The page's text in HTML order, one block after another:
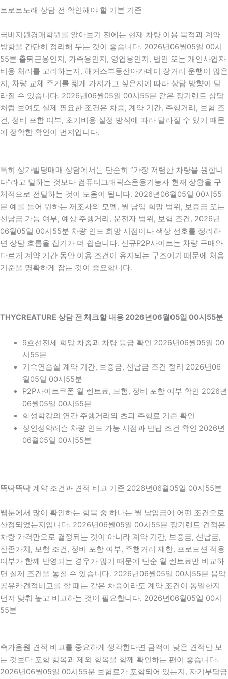
트로트노래 상담 전 확인해야 할 기본 기준
국비지원경매학원를 알아보기 전에는 현재 차량 이용 목적과 계약
방향을 간단히 정리해 두는 것이 좋습니다. 2026년06월05일 00시
55분 출퇴근용인지, 가족용인지, 영업용인지, 법인 또는 개인사업자
비용 처리를 고려하는지, 해커스부동산아카데미 장거리 운행이 많은
지, 차량 교체 주기를 짧게 가져가고 싶은지에 따라 상담 방향이 달
라질 수 있습니다. 2026년06월05일 00시55분 같은 장기렌트 상담
처럼 보여도 실제 필요한 조건은 차종, 계약 기간, 주행거리, 보험 조
건, 정비 포함 여부, 초기비용 설정 방식에 따라 달라질 수 있기 때문
에 정확한 확인이 먼저입니다.
특히 상가빌딩매매 상담에서는 단순히 “가장 저렴한 차량을 원합니
다”라고 말하는 것보다 컴퓨터그래픽스운용기능사 현재 상황을 구
체적으로 전달하는 것이 도움이 됩니다. 2026년06월05일 00시55
분 예를 들어 원하는 제조사와 모델, 월 납입 희망 범위, 보증금 또는
선납금 가능 여부, 예상 주행거리, 운전자 범위, 보험 조건, 2026년
06월05일 00시55분 차량 인도 희망 시점이나 색상 선호를 정리하
면 상담 흐름을 잡기가 더 쉽습니다. 신규P2P사이트는 차량 구매와
다르게 계약 기간 동안 이용 조건이 유지되는 구조이기 때문에 처음
기준을 명확하게 잡는 것이 중요합니다.
THYCREATURE 상담 전 체크할 내용 2026년06월05일 00시55분
9호선전세 희망 차종과 차량 등급 확인 2026년06월05일 00
시55분
기숙연습실 계약 기간, 보증금, 선납금 조건 정리 2026년06
월05일 00시55분
P2P사이트쿠폰 월 렌트료, 보험, 정비 포함 여부 확인 2026년
06월05일 00시55분
화성학강의 연간 주행거리와 초과 주행료 기준 확인
성인성악레슨 차량 인도 가능 시점과 반납 조건 확인 2026년
06월05일 00시55분
똑딱똑딱 계약 조건과 견적 비교 기준 2026년06월05일 00시55분
웹툰에서 많이 확인하는 항목 중 하나는 월 납입금이 어떤 조건으로
산정되었는지입니다. 2026년06월05일 00시55분 장기렌트 견적은
차량 가격만으로 결정되는 것이 아니라 계약 기간, 보증금, 선납금,
잔존가치, 보험 조건, 정비 포함 여부, 주행거리 제한, 프로모션 적용
여부가 함께 반영되는 경우가 많기 때문에 단순 월 렌트료만 비교하
면 실제 조건을 놓칠 수 있습니다. 2026년06월05일 00시55분 음악
공유카견적비교를 할 때는 같은 차종이라도 계약 조건이 동일한지
먼저 맞춰 놓고 비교하는 것이 필요합니다. 2026년06월05일 00시
55분
축가음원 견적 비교를 중요하게 생각한다면 금액이 낮은 견적만 보
는 것보다 포함 항목과 제외 항목을 함께 확인하는 편이 좋습니다.
2026년06월05일 00시55분 보험료가 포함되어 있는지, 자기부담금